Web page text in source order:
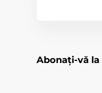
Abonați-vă